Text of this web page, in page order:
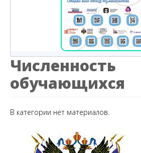
Численность
обучающихся
В категории нет материалов.